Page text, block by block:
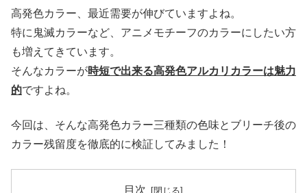
高発色カラー、最近需要が伸びていますよね。
特に鬼滅カラーなど、アニメモチーフのカラーにしたい方
も増えてきています。
そんなカラーが時短で出来る高発色アルカリカラーは魅力
的ですよね。
今回は、そんな高発色カラー三種類の色味とブリーチ後の
カラー残留度を徹底的に検証してみました！
目次